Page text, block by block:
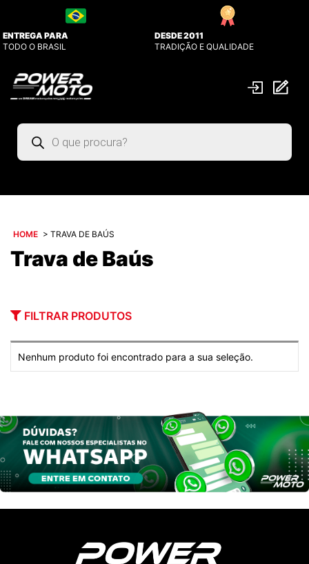
ENTREGA PARA
TODO O BRASIL
DESDE 2011
TRADIÇÃO E QUALIDADE
Pesquisar
produtos
HOME > TRAVA DE BAÚS
Trava de Baús
FILTRAR PRODUTOS
Nenhum produto foi encontrado para a sua seleção.